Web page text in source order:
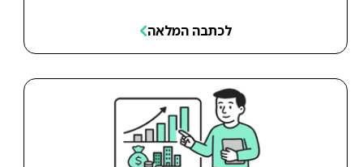
לכתבה המלאה